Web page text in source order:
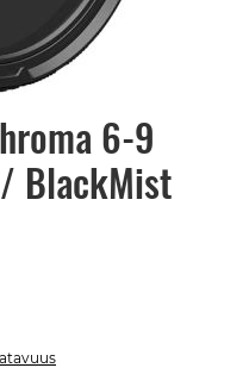
6-9
BlackMist